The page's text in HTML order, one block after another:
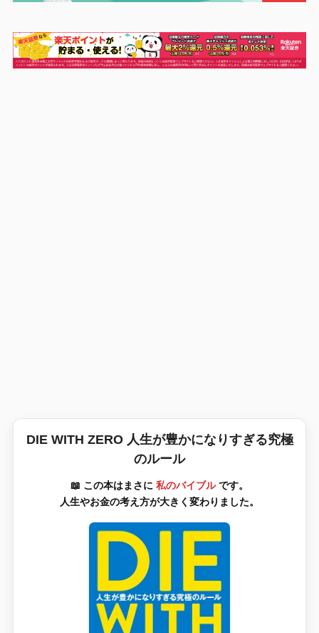
DIE WITH ZERO 人生が豊かになりすぎる究極
のルール
📖 この本はまさに 私のバイブルです。
人生やお金の考え方が大きく変わりました。